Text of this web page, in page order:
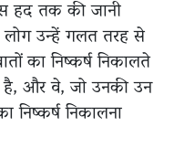
हद तक की जानी
लोग उन्हें गलत तरह से
का निष्कर्ष निकालते
है, और वे, जो उनकी उन
निष्कर्ष निकालना